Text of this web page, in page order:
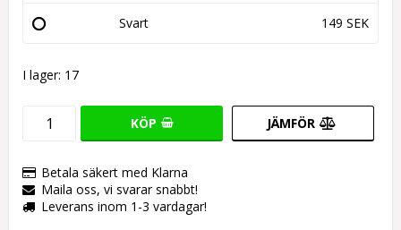
Svart 149 SEK
I lager: 17
KÖP JÄMFÖR
Betala säkert med Klarna
Maila oss, vi svarar snabbt!
Leverans inom 1-3 vardagar!